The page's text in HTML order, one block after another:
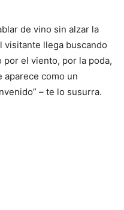
de vino sin alzar la
visitante llega buscando
por el viento, por la poda,
aparece como un
– te lo susurra.